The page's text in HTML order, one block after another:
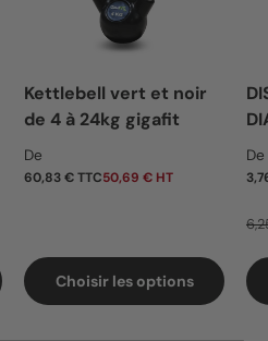
Kettlebell vert et noir
de 4 à 24kg gigafit
Prix habituel
De
60,83 € TTC50,69 € HT
Choisir les options
De